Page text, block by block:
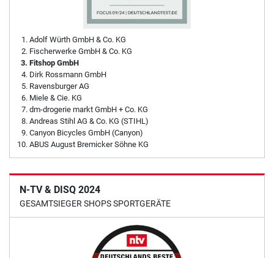
Adolf Würth GmbH & Co. KG
Fischerwerke GmbH & Co. KG
Fitshop GmbH
Dirk Rossmann GmbH
Ravensburger AG
Miele & Cie. KG
dm-drogerie markt GmbH + Co. KG
Andreas Stihl AG & Co. KG (STIHL)
Canyon Bicycles GmbH (Canyon)
ABUS August Bremicker Söhne KG
N-TV & DISQ 2024
GESAMTSIEGER SHOPS SPORTGERÄTE